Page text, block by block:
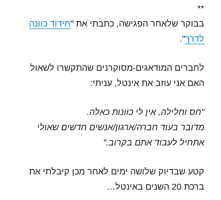
**
בבוקר שלאחר הפגישה, כתבתי את "חידוד כוונה
לדרך".
לחברים המודאגים-מסוקרנים שהתקשרו לשאול
האם אני עוזב את אינטל, עניתי:
"חס וחלילה, אין לי כוונות כאלה.
מדובר בעוד חברה/ארגון/אנשים חדשים שאולי
אתחיל לעבוד אתם בקרוב."
קטע שבדיוק שלושה ימים לאחר מכן קיבלתי את
ברכת 20 השנים באינטל…